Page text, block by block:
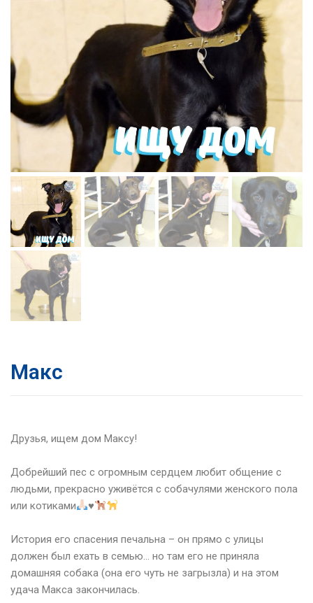
Макс
Друзья, ищем дом Максу!
Добрейший пес с огромным сердцем любит общение с
людьми, прекрасно уживётся с собачулями женского пола
или котиками
♥
История его спасения печальна – он прямо с улицы
должен был ехать в семью… но там его не приняла
домашняя собака (она его чуть не загрызла) и на этом
удача Макса закончилась.